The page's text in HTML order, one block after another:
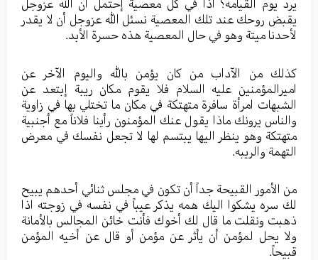
يرد يوم القيامه؟ اذاً في كل معصية إحتمل أن الله عزوجل
يقبض روحك عند تلك المعصية نسئل الله عزوجل أن لا يقدر
لأحدنا ميتة وهو في حال المعصية هذه حسرة الأبد.
كذلك من الآداب من كان يؤمن بالله واليوم الآخر عن
اميرالمؤمنين عليه السلام فلا يقوم مكان ريبة إبتعد عن
الشبهات امرأة سافرة متهتكة في مكان ما تختلي بها في زاوية
والناس يرونك ماذا يقول عنك المؤمنون رأينا فلاناً مع أجنبية
متهتكة وهو ينظر اليها يبتسم لها لا تجعل نفسك في معرض
التهمة والريبه.
من الأمور القبيحة جداً أن تكون في مجلس ثنائي أحدهم يبيح
لك سره يشكوا اليك همه يذكر عيباً في نفسه في زوجته اذا
ذهبت ونقلت ما قال لك أخوك فأنت خائن المجالس بالأمانة
ولا يحل لمؤمن أن يأثر عن مؤمن أو قال عن أخيه المؤمن
قبيحاً.